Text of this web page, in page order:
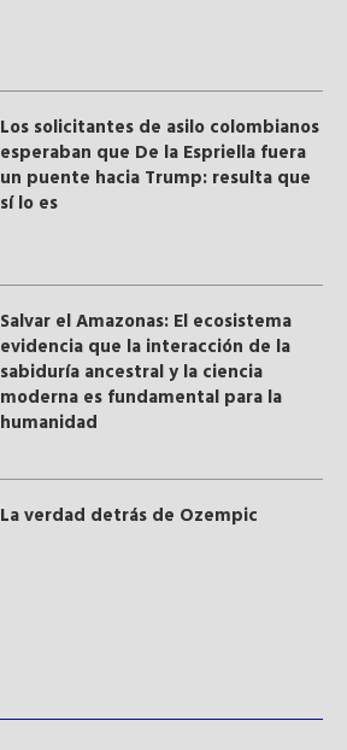
Los solicitantes de asilo colombianos
esperaban que De la Espriella fuera
un puente hacia Trump: resulta que
sí lo es
Salvar el Amazonas: El ecosistema
evidencia que la interacción de la
sabiduría ancestral y ​la ciencia
moderna​ es fundamental para la
humanidad
La verdad detrás de Ozempic